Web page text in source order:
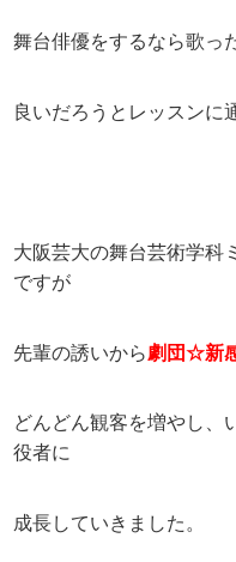
舞台俳優をするなら歌っ
良いだろうとレッスンに
大阪芸大の舞台芸術学科
ですが
先輩の誘いから劇団☆新
どんどん観客を増やし、
役者に
成長していきました。